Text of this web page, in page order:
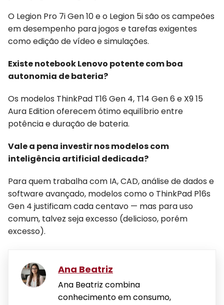
O Legion Pro 7i Gen 10 e o Legion 5i são os campeões
em desempenho para jogos e tarefas exigentes
como edição de vídeo e simulações.
Existe notebook Lenovo potente com boa
autonomia de bateria?
Os modelos ThinkPad T16 Gen 4, T14 Gen 6 e X9 15
Aura Edition oferecem ótimo equilíbrio entre
potência e duração de bateria.
Vale a pena investir nos modelos com
inteligência artificial dedicada?
Para quem trabalha com IA, CAD, análise de dados e
software avançado, modelos como o ThinkPad P16s
Gen 4 justificam cada centavo — mas para uso
comum, talvez seja excesso (delicioso, porém
excesso).
Ana Beatriz
Ana Beatriz combina
conhecimento em consumo,